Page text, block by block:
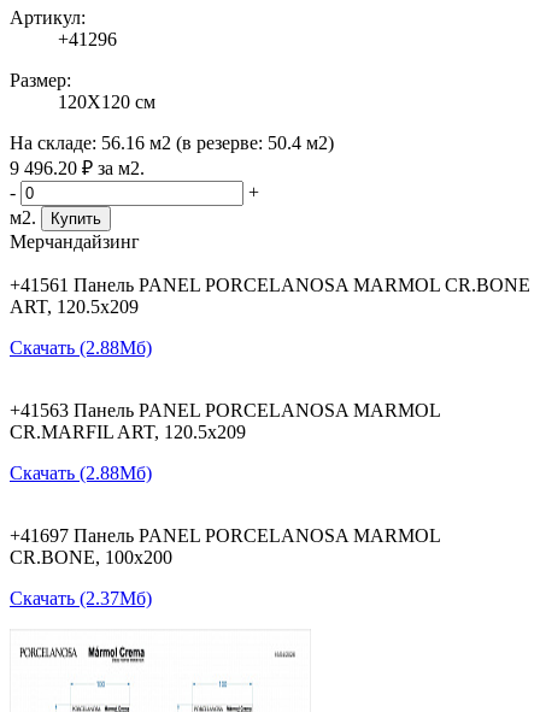
Артикул:
+41296
Размер:
120X120 см
На складе: 56.16 м2 (в резерве: 50.4 м2)
9 496.20 ₽ за м2.
-
+
м2.
Купить
Мерчандайзинг
+41561 Панель PANEL PORCELANOSA MARMOL CR.BONE
ART, 120.5х209
Скачать (2.88Мб)
+41563 Панель PANEL PORCELANOSA MARMOL
CR.MARFIL ART, 120.5х209
Скачать (2.88Мб)
+41697 Панель PANEL PORCELANOSA MARMOL
CR.BONE, 100х200
Скачать (2.37Мб)